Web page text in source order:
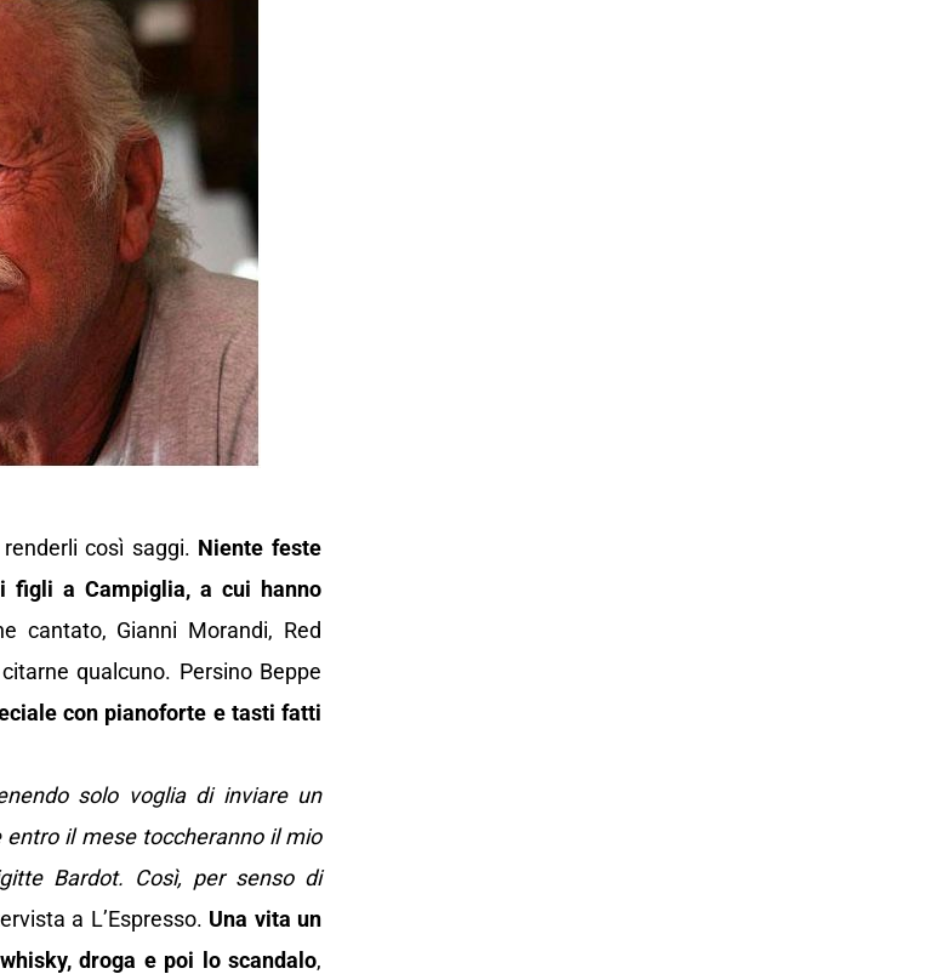
così saggi. Niente feste
figli a Campiglia, a cui hanno
cantato, Gianni Morandi, Red
qualcuno. Persino Beppe
con pianoforte e tasti fatti
solo voglia di inviare un
il mese toccheranno il mio
Bardot. Così, per senso di
a L’Espresso. Una vita un
whisky, droga e poi lo scandalo,